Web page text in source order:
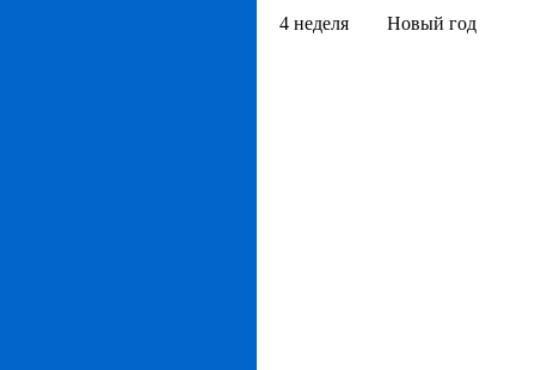
4 неделя Новый год